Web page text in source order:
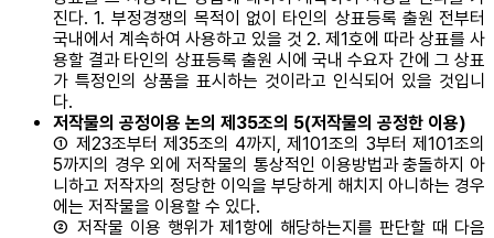
진다. 1. 부정경쟁의 목적이 없이 타인의 상표등록 출원 전부터
국내에서 계속하여 사용하고 있을 것 2. 제1호에 따라 상표를 사
용할 결과 타인의 상표등록 출원 시에 국내 수요자 간에 그 상표
가 특정인의 상품을 표시하는 것이라고 인식되어 있을 것입니
다.
저작물의 공정이용 논의 제35조의 5(저작물의 공정한 이용)
① 제23조부터 제35조의 4까지, 제101조의 3부터 제101조의
5까지의 경우 외에 저작물의 통상적인 이용방법과 충돌하지 아
니하고 저작자의 정당한 이익을 부당하게 해치지 아니하는 경우
에는 저작물을 이용할 수 있다.
② 저작물 이용 행위가 제1항에 해당하는지를 판단할 때 다음